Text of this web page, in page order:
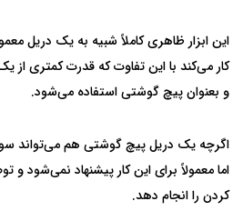
این ابزار ظاهری کاملاً شبیه به یک دریل
کار می‌کند با این تفاوت که قدرت کمتری از
و بعنوان پیچ گوشتی استفاده می‌شود.
اگرچه یک دریل پیچ گوشتی هم می‌تواند
اما معمولاً برای این کار پیشنهاد نمی‌شود
کردن را انجام دهد.